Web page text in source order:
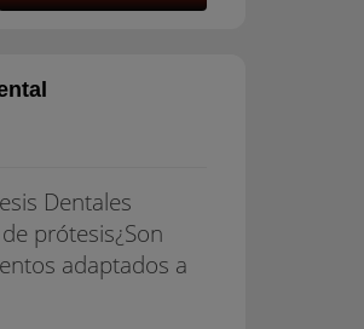
Dentales
prótesis¿Son
adaptados a